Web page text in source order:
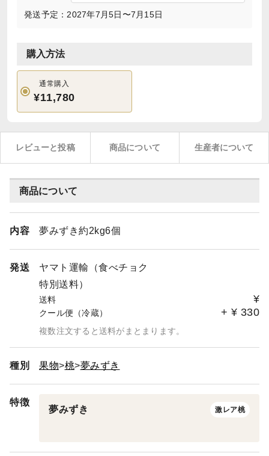
発送予定：2027年7月5日〜7月15日
購入方法
通常購入
¥11,780
レビューと投稿 商品について 生産者について
商品について
内容 夢みずき約2kg6個
発送
ヤマト運輸（食べチョク
特別送料）
送料 ¥
クール便（冷蔵） + ¥ 330
複数注文すると送料がまとまります。
種別 果物 桃 夢みずき
特徴
夢みずき 激レア桃